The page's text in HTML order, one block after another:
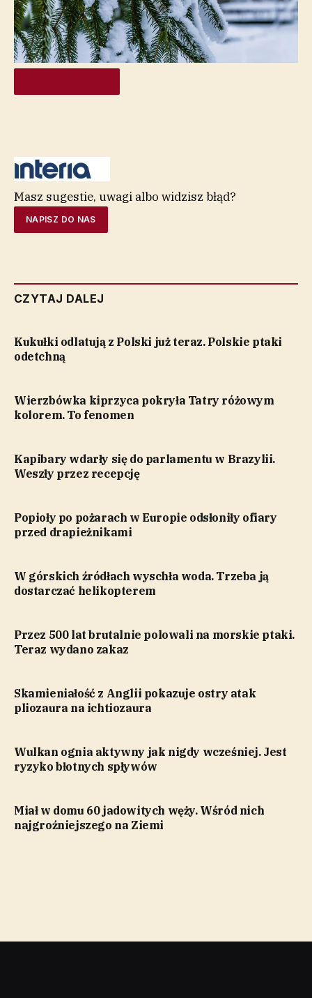
ROZPOCZNIJ QUIZ
Masz sugestie, uwagi albo widzisz błąd?
NAPISZ DO NAS
CZYTAJ DALEJ
Kukułki odlatują z Polski już teraz. Polskie ptaki
odetchną
Wierzbówka kiprzyca pokryła Tatry różowym
kolorem. To fenomen
Kapibary wdarły się do parlamentu w Brazylii.
Weszły przez recepcję
Popioły po pożarach w Europie odsłoniły ofiary
przed drapieżnikami
W górskich źródłach wyschła woda. Trzeba ją
dostarczać helikopterem
Przez 500 lat brutalnie polowali na morskie ptaki.
Teraz wydano zakaz
Skamieniałość z Anglii pokazuje ostry atak
pliozaura na ichtiozaura
Wulkan ognia aktywny jak nigdy wcześniej. Jest
ryzyko błotnych spływów
Miał w domu 60 jadowitych węży. Wśród nich
najgroźniejszego na Ziemi